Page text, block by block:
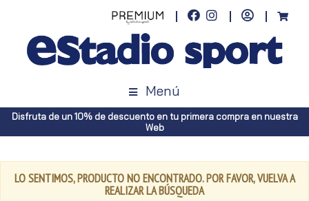
Menú
Disfruta de un 10% de descuento en tu primera compra en nuestra
Web
LO SENTIMOS, PRODUCTO NO ENCONTRADO. POR FAVOR, VUELVA A
REALIZAR LA BÚSQUEDA